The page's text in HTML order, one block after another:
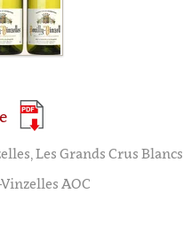
Les Grands Crus Blancs
AOC